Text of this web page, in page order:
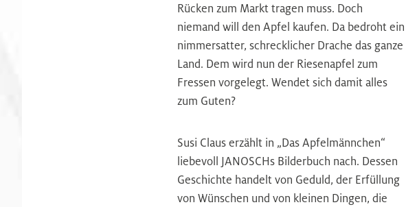
Rücken zum Markt tragen muss. Doch
niemand will den Apfel kaufen. Da bedroht ein
nimmersatter, schrecklicher Drache das ganze
Land. Dem wird nun der Riesenapfel zum
Fressen vorgelegt. Wendet sich damit alles
zum Guten?
Susi Claus erzählt in „Das Apfelmännchen“
liebevoll JANOSCHs Bilderbuch nach. Dessen
Geschichte handelt von Geduld, der Erfüllung
von Wünschen und von kleinen Dingen, die